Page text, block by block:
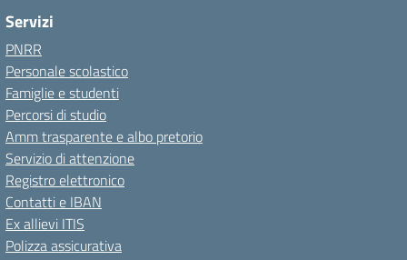
Servizi
PNRR
Personale scolastico
Famiglie e studenti
Percorsi di studio
Amm trasparente e albo pretorio
Servizio di attenzione
Registro elettronico
Contatti e IBAN
Ex allievi ITIS
Polizza assicurativa